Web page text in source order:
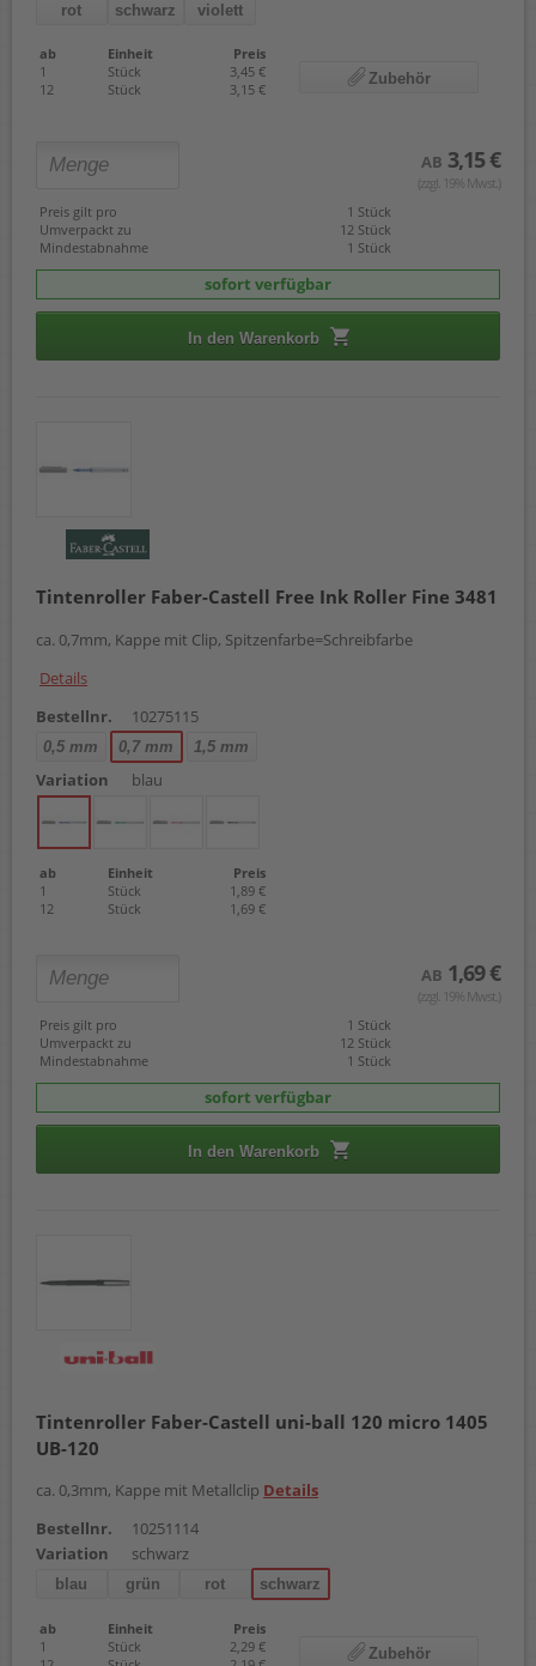
rot schwarz violett
ab Einheit
Preis
1
Stück
3,45 €
12
Stück 3,15 €
Zubehör
AB 3,15 €
(zzgl. 19% Mwst.)
Preis gilt pro
1 Stück
Umverpackt zu
12 Stück
Mindestabnahme
1 Stück
sofort verfügbar
In den Warenkorb
Tintenroller Faber-Castell Free Ink Roller Fine 3481
ca. 0,7mm, Kappe mit Clip, Spitzenfarbe=Schreibfarbe
Details
Bestellnr.
10275115
0,5 mm 0,7 mm 1,5 mm
Variation blau
ab Einheit
Preis
1
Stück
1,89 €
12
Stück 1,69 €
AB 1,69 €
(zzgl. 19% Mwst.)
Preis gilt pro
1 Stück
Umverpackt zu
12 Stück
Mindestabnahme
1 Stück
sofort verfügbar
In den Warenkorb
Tintenroller Faber-Castell uni-ball 120 micro 1405
UB-120
ca. 0,3mm, Kappe mit Metallclip Details
Bestellnr.
10251114
Variation
schwarz
blau grün rot schwarz
ab Einheit
Preis
1
Stück
2,29 €
Zubehör